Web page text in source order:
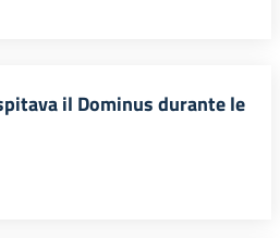
il Dominus durante le